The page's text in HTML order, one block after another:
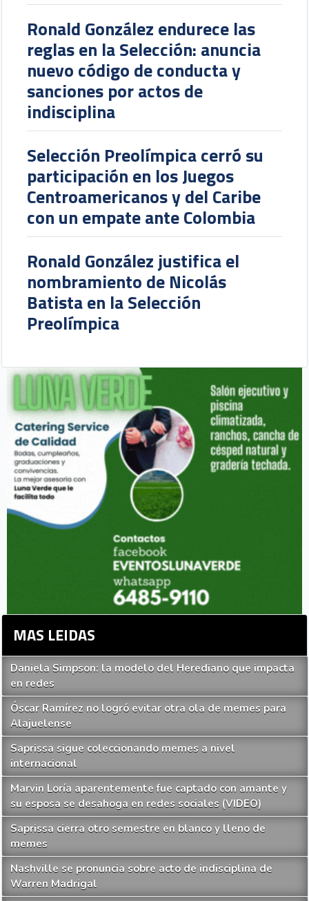
Ronald González endurece las
reglas en la Selección: anuncia
nuevo código de conducta y
sanciones por actos de
indisciplina
Selección Preolímpica cerró su
participación en los Juegos
Centroamericanos y del Caribe
con un empate ante Colombia
Ronald González justifica el
nombramiento de Nicolás
Batista en la Selección
Preolímpica
MAS LEIDAS
Daniela Simpson: la modelo del Herediano que impacta
en redes
Óscar Ramírez no logró evitar otra ola de memes para
Alajuelense
Saprissa sigue coleccionando memes a nivel
internacional
Marvin Loría aparentemente fue captado con amante y
su esposa se desahoga en redes sociales (VIDEO)
Saprissa cierra otro semestre en blanco y lleno de
memes
Nashville se pronuncia sobre acto de indisciplina de
Warren Madrigal